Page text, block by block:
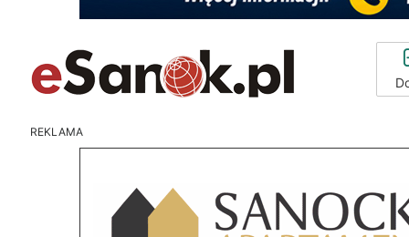
REKLAMA